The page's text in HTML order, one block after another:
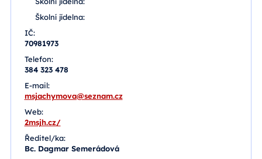
Školní jídelna:
IČ:
70981973
Telefon:
384 323 478
E-mail:
msjachymova@seznam.cz
Web:
2msjh.cz/
Ředitel/ka:
Bc. Dagmar Semerádová